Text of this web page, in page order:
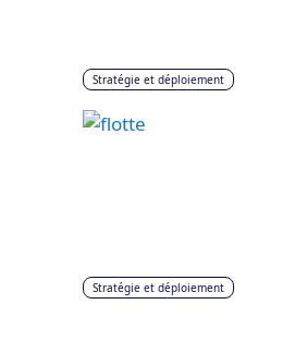
Stratégie et déploiement
Stratégie et déploiement